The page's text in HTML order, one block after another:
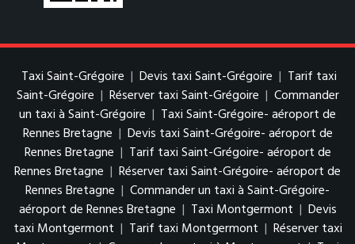
Taxi Saint-Grégoire | Devis taxi Saint-Grégoire | Tarif taxi
Saint-Grégoire | Réserver taxi Saint-Grégoire | Commander
un taxi à Saint-Grégoire | Taxi Saint-Grégoire- aéroport de
Rennes Bretagne | Devis taxi Saint-Grégoire- aéroport de
Rennes Bretagne | Tarif taxi Saint-Grégoire- aéroport de
Rennes Bretagne | Réserver taxi Saint-Grégoire- aéroport de
Rennes Bretagne | Commander un taxi à Saint-Grégoire-
aéroport de Rennes Bretagne | Taxi Montgermont | Devis
taxi Montgermont | Tarif taxi Montgermont | Réserver taxi